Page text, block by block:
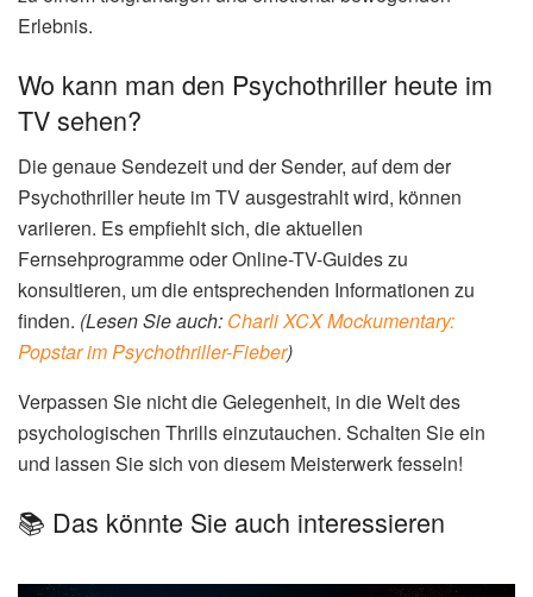
Erlebnis.
Wo kann man den Psychothriller heute im
TV sehen?
Die genaue Sendezeit und der Sender, auf dem der
Psychothriller heute im TV ausgestrahlt wird, können
variieren. Es empfiehlt sich, die aktuellen
Fernsehprogramme oder Online-TV-Guides zu
konsultieren, um die entsprechenden Informationen zu
finden. (Lesen Sie auch: Charli XCX Mockumentary:
Popstar im Psychothriller-Fieber)
Verpassen Sie nicht die Gelegenheit, in die Welt des
psychologischen Thrills einzutauchen. Schalten Sie ein
und lassen Sie sich von diesem Meisterwerk fesseln!
📚 Das könnte Sie auch interessieren